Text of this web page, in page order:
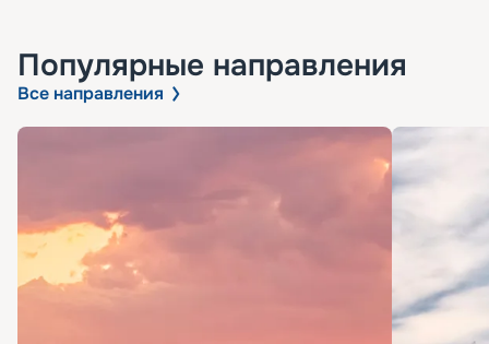
Популярные направления
Все направления